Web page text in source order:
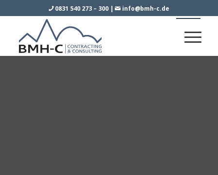
0831 540 273 – 300| info@bmh-c.de